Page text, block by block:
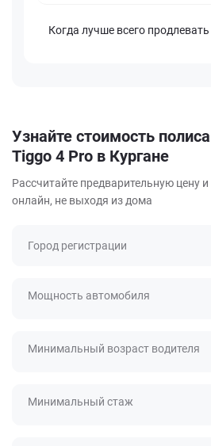
Когда лучше всего
Узнайте стоимость
Tiggo 4 Pro в Кургане
Рассчитайте предварительную цену
онлайн, не выходя из дома
Город регистрации
Мощность автомобиля
Минимальный возраст водителя
Минимальный стаж